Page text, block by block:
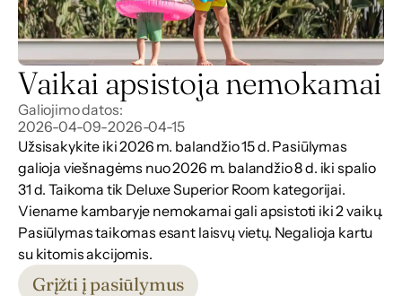
Vaikai apsistoja nemokamai
Galiojimo datos:
2026-04-09-2026-04-15
Užsisakykite iki 2026 m. balandžio 15 d. Pasiūlymas
galioja viešnagėms nuo 2026 m. balandžio 8 d. iki spalio
31 d. Taikoma tik Deluxe Superior Room kategorijai.
Viename kambaryje nemokamai gali apsistoti iki 2 vaikų.
Pasiūlymas taikomas esant laisvų vietų. Negalioja kartu
su kitomis akcijomis.
Grįžti į pasiūlymus